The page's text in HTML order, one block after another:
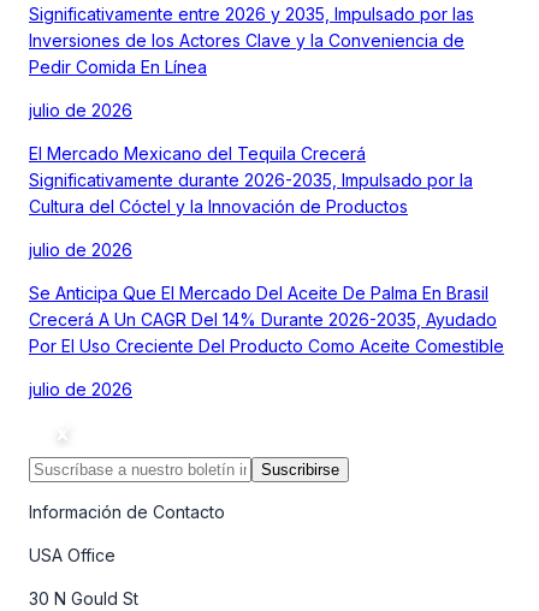
Significativamente entre 2026 y 2035, Impulsado por las
Inversiones de los Actores Clave y la Conveniencia de
Pedir Comida En Línea
julio de 2026
El Mercado Mexicano del Tequila Crecerá
Significativamente durante 2026-2035, Impulsado por la
Cultura del Cóctel y la Innovación de Productos
julio de 2026
Se Anticipa Que El Mercado Del Aceite De Palma En Brasil
Crecerá A Un CAGR Del 14% Durante 2026-2035, Ayudado
Por El Uso Creciente Del Producto Como Aceite Comestible
julio de 2026
Suscribirse
Información de Contacto
USA Office
30 N Gould St